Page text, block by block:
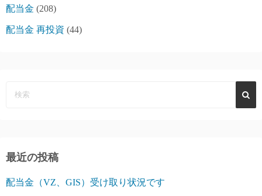
配当金 (208)
配当金 再投資 (44)
最近の投稿
配当金（VZ、GIS）受け取り状況です